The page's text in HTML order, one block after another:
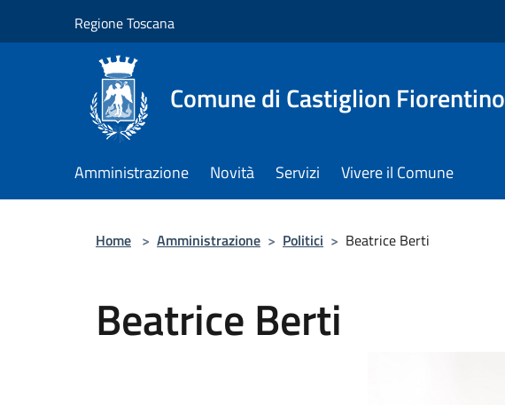
Regione Toscana
Comune di Castiglion Fiorentino
Amministrazione Novità Servizi Vivere il Comune
Home > Amministrazione > Politici > Beatrice Berti
Beatrice Berti